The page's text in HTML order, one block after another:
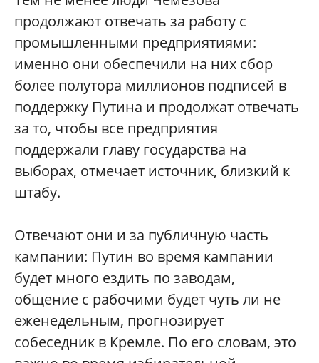
продолжают отвечать за работу с
промышленными предприятиями:
именно они обеспечили на них сбор
более полутора миллионов подписей в
поддержку Путина и продолжат отвечать
за то, чтобы все предприятия
поддержали главу государства на
выборах, отмечает источник, близкий к
штабу.
Отвечают они и за публичную часть
кампании: Путин во время кампании
будет много ездить по заводам,
общение с рабочими будет чуть ли не
еженедельным, прогнозирует
собеседник в Кремле. По его словам, это